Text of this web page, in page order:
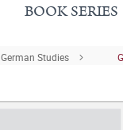
BOOK SERIES
German Studies